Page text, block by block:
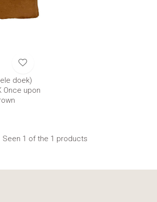
doek)
Once upon
Seen 1 of the 1 products